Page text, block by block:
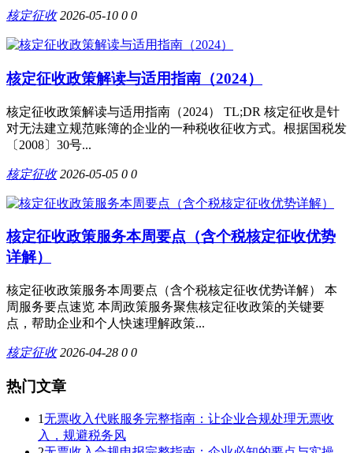
核定征收 2026-05-10 0 0
核定征收政策解读与适用指南（2024）
核定征收政策解读与适用指南（2024） TL;DR 核定征收是针
对无法建立规范账簿的企业的一种税收征收方式。根据国税发
〔2008〕30号...
核定征收 2026-05-05 0 0
核定征收政策服务本周要点（含个税核定征收优势
详解）
核定征收政策服务本周要点（含个税核定征收优势详解） 本
周服务要点速览 本周政策服务聚焦核定征收政策的关键要
点，帮助企业和个人快速理解政策...
核定征收 2026-04-28 0 0
热门文章
1无票收入代账服务完整指南：让企业合规处理无票收
入，规避税务风